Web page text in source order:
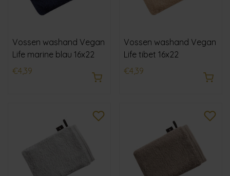
Vossen washand Vegan
Life marine blau 16x22
€4,39
Vossen washand Vegan
Life tibet 16x22
€4,39